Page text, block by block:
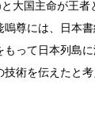
大国主命が王者
尊には、日本
って日本列島
技術を伝えたと